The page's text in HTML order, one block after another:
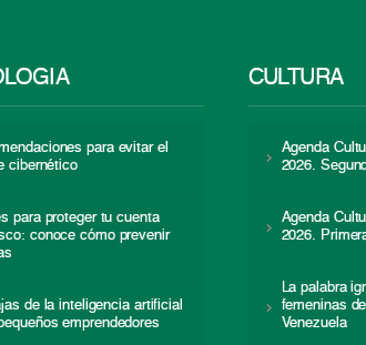
para evitar el
cibernético
para proteger tu cuenta
conoce cómo prevenir
de la inteligencia artificial
emprendedores
CULTURA
Agenda
2026.
Agenda
2026.
La palabra
femeninas
Venezuela